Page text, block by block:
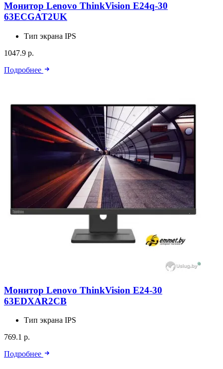
Монитор Lenovo ThinkVision E24q-30
63ECGAT2UK
Тип экрана IPS
1047.9 р.
Подробнее
Монитор Lenovo ThinkVision E24-30
63EDXAR2CB
Тип экрана IPS
769.1 р.
Подробнее